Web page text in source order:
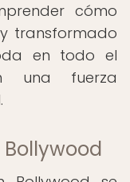
cómo
transformado
en todo el
una fuerza